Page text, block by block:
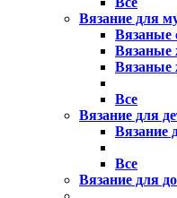
Вязание для
Вязаные
Вязаные
Вязаные
Все
Вязание для
Вязание
Все
Вязание для